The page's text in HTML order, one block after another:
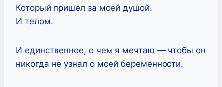
Который пришел за моей душой.
И телом.
И единственное, о чем я мечтаю — чтобы он
никогда не узнал о моей беременности.